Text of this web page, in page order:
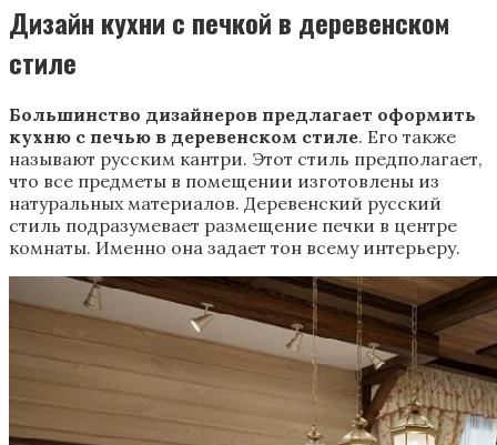
Дизайн кухни с печкой в деревенском
стиле
Большинство дизайнеров предлагает оформить
кухню с печью в деревенском стиле. Его также
называют русским кантри. Этот стиль предполагает,
что все предметы в помещении изготовлены из
натуральных материалов. Деревенский русский
стиль подразумевает размещение печки в центре
комнаты. Именно она задает тон всему интерьеру.